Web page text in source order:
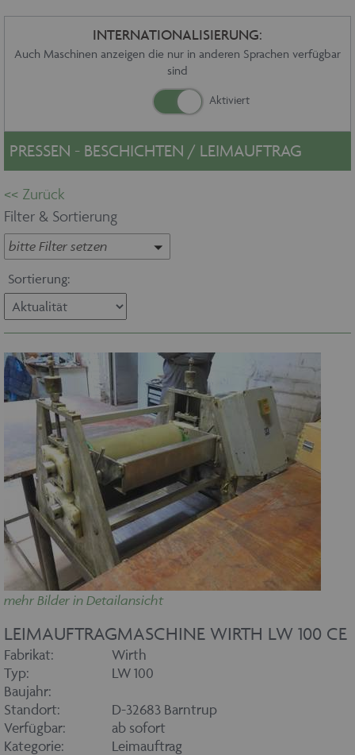
Service
Kontakt
Datenschutz
INTERNATIONALISIERUNG:
Auch Maschinen anzeigen die nur in anderen Sprachen verfügbar
sind
PRESSEN - BESCHICHTEN / LEIMAUFTRAG
Filter & Sortierung
bitte Filter setzen
Sortierung:
mehr Bilder in Detailansicht
LEIMAUFTRAGMASCHINE WIRTH LW 100 CE
Fabrikat:
Wirth
Typ:
LW 100
Baujahr:
Standort:
D-32683 Barntrup
Verfügbar:
ab sofort
Kategorie:
Leimauftrag